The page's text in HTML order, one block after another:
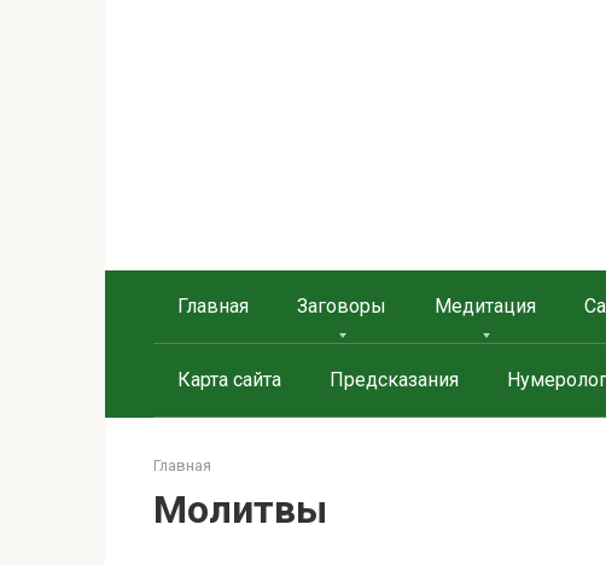
Главная Заговоры Медитация
Карта сайта Предсказания
Главная
Молитвы